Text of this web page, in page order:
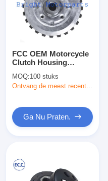
FCC OEM Motorcycle
Clutch Housing
CB110 CB125
MOQ:100 stuks
Ontvang de meest recente Prijs
Ga Nu Praten.